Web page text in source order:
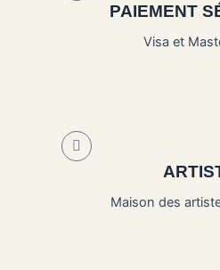
PAIEMENT
Visa et
Maison des